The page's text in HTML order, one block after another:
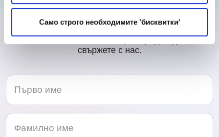
Само строго необходимите 'бисквитки'
Контакти
Нашият любезен екип ще се радва да се
свържете с нас.